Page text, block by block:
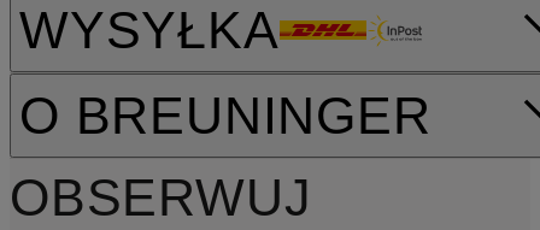
WYSYŁKA
O BREUNINGER
OBSERWUJ